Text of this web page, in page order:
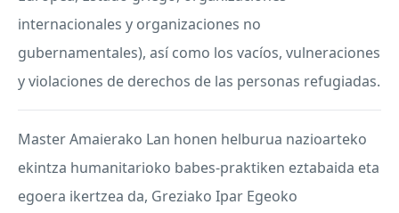
internacionales y organizaciones no
gubernamentales), así como los vacíos, vulneraciones
y violaciones de derechos de las personas refugiadas.
Master Amaierako Lan honen helburua nazioarteko
ekintza humanitarioko babes-praktiken eztabaida eta
egoera ikertzea da, Greziako Ipar Egeoko